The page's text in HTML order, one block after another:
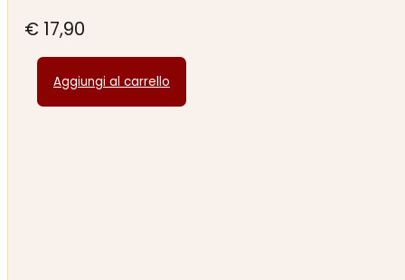
€ 17,90
Aggiungi al carrello